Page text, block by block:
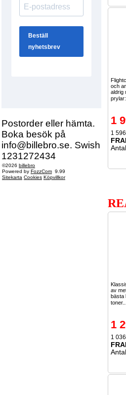
Postorder eller hämta.
Boka besök på
info@billebro.se. Swish
1231272434
©2026 billebro
Powered by FozzCom 9.99
Sitekarta Cookies Köpvillkor
och
aldrig
1
1
Antal
av
bästa
toner...
1
1
Antal